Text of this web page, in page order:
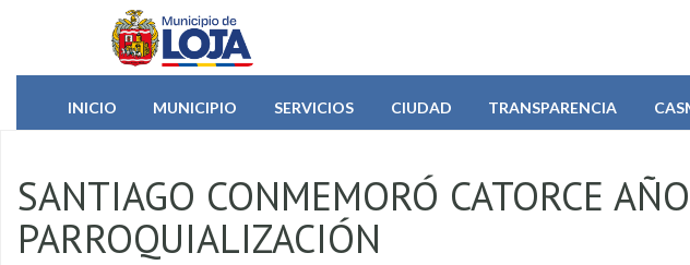
Pasar al contenido principal
INICIO
MUNICIPIO SERVICIOS CIUDAD TRANSPARENCIA
SANTIAGO CONMEMORÓ CATORCE
PARROQUIALIZACIÓN